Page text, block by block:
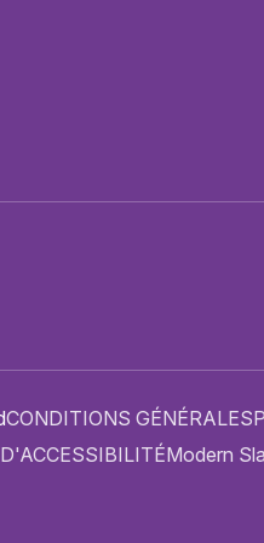
CONDITIONS GÉNÉRALES
Modern